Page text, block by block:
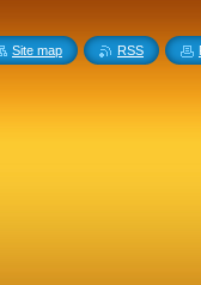
Site map RSS